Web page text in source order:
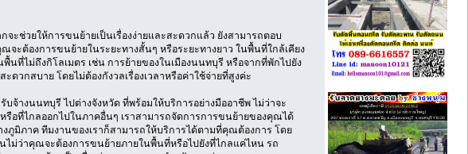
ช่วยให้การขนย้ายเป็นเรื่องง่ายและสะดวกแล้ว ยังสามารถตอบ
ะต้องการขนย้ายในระยะทางสั้นๆ หรือระยะทางยาว ในพื้นที่ใกล้เคียง
ที่ไม่ถึงกิโลเมตร เช่น การย้ายของในเมืองนนทบุรี หรือจากที่พักไปยัง
วกสบาย โดยไม่ต้องกังวลเรื่องเวลาหรือค่าใช้จ่ายที่สูงค่ะ
จ้างนนทบุรี ไปต่างจังหวัด ที่พร้อมให้บริการอย่างมืออาชีพ ไม่ว่าจะ
รือที่ไกลออกไปในภาคอื่นๆ เราสามารถจัดการการขนย้ายของคุณได้
ภูมิภาค ทีมงานของเราก็สามารถให้บริการได้ตามที่คุณต้องการ โดย
ม่ว่าคุณจะต้องการขนย้ายภายในพื้นที่หรือไปยังที่ไกลแค่ไหน รถ